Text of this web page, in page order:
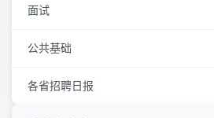
面试
公共基础
各省招聘日报